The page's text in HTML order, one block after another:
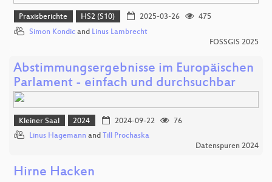
Praxisberichte HS2 (S10) 2025-03-26
475
Simon Kondic and Linus Lambrecht
FOSSGIS 2025
Abstimmungsergebnisse im Europäischen
Parlament - einfach und durchsuchbar
Kleiner Saal 2024 2024-09-22
76
Linus Hagemann and Till Prochaska
Datenspuren 2024
Hirne Hacken